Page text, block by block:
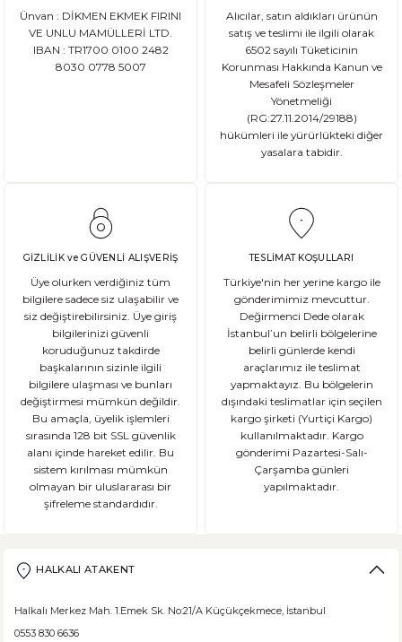
Ünvan : DİKMEN EKMEK FIRINI
VE UNLU MAMÜLLERİ LTD.
IBAN : TR1700 0100 2482
8030 0778 5007
Alıcılar, satın aldıkları ürünün
satış ve teslimi ile ilgili olarak
6502 sayılı Tüketicinin
Korunması Hakkında Kanun ve
Mesafeli Sözleşmeler
Yönetmeliği
(RG:27.11.2014/29188)
hükümleri ile yürürlükteki diğer
yasalara tabidir.
GİZLİLİK ve GÜVENLİ ALIŞVERİŞ
Üye olurken verdiğiniz tüm
bilgilere sadece siz ulaşabilir ve
siz değiştirebilirsiniz. Üye giriş
bilgilerinizi güvenli
koruduğunuz takdirde
başkalarının sizinle ilgili
bilgilere ulaşması ve bunları
değiştirmesi mümkün değildir.
Bu amaçla, üyelik işlemleri
sırasında 128 bit SSL güvenlik
alanı içinde hareket edilir. Bu
sistem kırılması mümkün
olmayan bir uluslararası bir
şifreleme standardıdır.
TESLİMAT KOŞULLARI
Türkiye'nin her yerine kargo ile
gönderimimiz mevcuttur.
Değirmenci Dede olarak
İstanbul’un belirli bölgelerine
belirli günlerde kendi
araçlarımız ile teslimat
yapmaktayız. Bu bölgelerin
dışındaki teslimatlar için seçilen
kargo şirketi (Yurtiçi Kargo)
kullanılmaktadır. Kargo
gönderimi Pazartesi-Salı-
Çarşamba günleri
yapılmaktadır.
HALKALI ATAKENT
Halkalı Merkez Mah. 1.Emek Sk. No:21/A Küçükçekmece, İstanbul
0553 830 6636